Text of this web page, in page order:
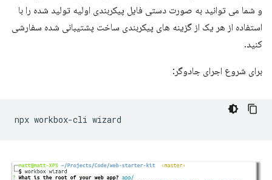
و شما می توانید به صورت دستی فایل پیکربندی اولیه تولید شده را با
استفاده از هر یک از گزینه های پیکربندی ساخت پشتیبانی شده سفارشی
کنید.
برای شروع اجرای جادوگر:
npx workbox-cli